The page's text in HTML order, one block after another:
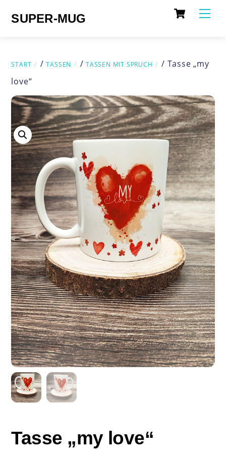
Cart
SUPER-MUG
START /TASSEN /TASSEN MIT SPRUCH
/ Tasse „my
love“
Tasse „my love“